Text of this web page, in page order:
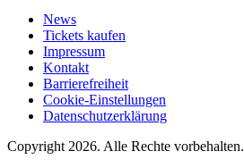
News
Tickets kaufen
Impressum
Kontakt
Barrierefreiheit
Cookie-Einstellungen
Datenschutzerklärung
Copyright 2026. Alle Rechte vorbehalten.